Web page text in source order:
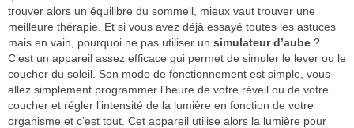
trouver alors un équilibre du sommeil, mieux vaut trouver une
meilleure thérapie. Et si vous avez déjà essayé toutes les astuces
mais en vain, pourquoi ne pas utiliser un simulateur d’aube ?
C’est un appareil assez efficace qui permet de simuler le lever ou le
coucher du soleil. Son mode de fonctionnement est simple, vous
allez simplement programmer l’heure de votre réveil ou de votre
coucher et régler l’intensité de la lumière en fonction de votre
organisme et c’est tout. Cet appareil utilise alors la lumière pour